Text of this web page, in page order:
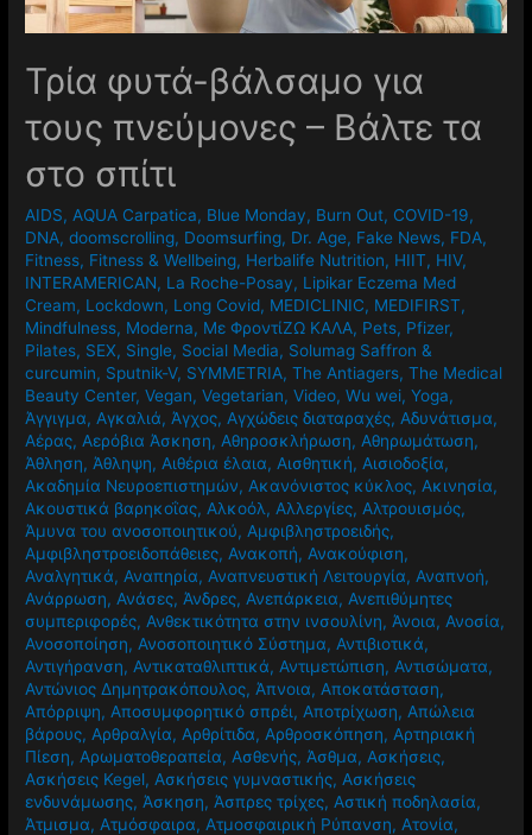
Τρία φυτά-βάλσαμο για
τους πνεύμονες – Βάλτε τα
στο σπίτι
AIDS, AQUA Carpatica, Blue Monday, Burn Out, COVID-19,
DNA,doomscrolling, Doomsurfing, Dr. Age, Fake News, FDA,
Fitness, Fitness & Wellbeing, Herbalife Nutrition, HIIT, HIV,
INTERAMERICAN, La Roche-Posay, Lipikar Eczema Med
Cream, Lockdown, Long Covid, MEDICLINIC, MEDIFIRST,
Mindfulness, Moderna, Mε ΦροντίΖΩ ΚΑΛΑ, Pets, Pfizer,
Pilates, SEX, Single, Social Media, Solumag Saffron &
curcumin, Sputnik-V, SYMMETRIA,The Antiagers,The Medical
Beauty Center,Vegan,Vegetarian,Video,Wu wei,Yoga,
Άγγιγμα, Αγκαλιά, Άγχος, Αγχώδεις διαταραχές, Αδυνάτισμα,
Αέρας, Αερόβια Άσκηση, Αθηροσκλήρωση, Αθηρωμάτωση,
Άθληση, Άθληψη, Αιθέρια έλαια, Αισθητική, Αισιοδοξία,
Ακαδημία Νευροεπιστημών, Ακανόνιστος κύκλος, Ακινησία,
Ακουστικά βαρηκοΐας, Αλκοόλ, Αλλεργίες, Αλτρουισμός,
Άμυνα του ανοσοποιητικού, Αμφιβληστροειδής,
Αμφιβληστροειδοπάθειες, Ανακοπή, Ανακούφιση,
Αναλγητικά, Αναπηρία, Αναπνευστική Λειτουργία, Αναπνοή,
Ανάρρωση, Ανάσες, Άνδρες, Ανεπάρκεια, Ανεπιθύμητες
συμπεριφορές, Ανθεκτικότητα στην ινσουλίνη, Άνοια, Ανοσία,
Ανοσοποίηση, Ανοσοποιητικό Σύστημα, Αντιβιοτικά,
Αντιγήρανση, Αντικαταθλιπτικά, Αντιμετώπιση, Αντισώματα,
Αντώνιος Δημητρακόπουλος, Άπνοια, Αποκατάσταση,
Απόρριψη, Αποσυμφορητικό σπρέι, Αποτρίχωση, Απώλεια
βάρους, Αρθραλγία, Αρθρίτιδα, Αρθροσκόπηση, Αρτηριακή
Πίεση, Αρωματοθεραπεία, Ασθενής, Άσθμα, Ασκήσεις,
Ασκήσεις Kegel, Ασκήσεις γυμναστικής, Ασκήσεις
ενδυνάμωσης, Άσκηση, Άσπρες τρίχες, Αστική ποδηλασία,
Άτμισμα, Ατμόσφαιρα, Ατμοσφαιρική Ρύπανση, Ατονία,